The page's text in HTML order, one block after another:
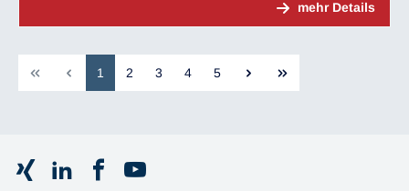
mehr Details
1 2 3 4 5